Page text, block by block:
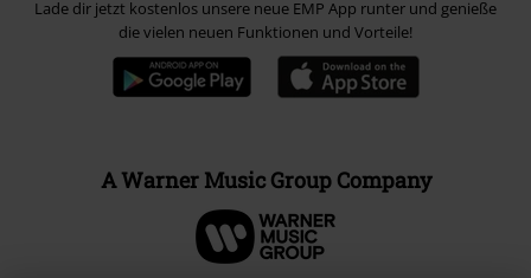
Lade dir jetzt kostenlos unsere neue EMP App runter und genieße
die vielen neuen Funktionen und Vorteile!
A Warner Music Group Company